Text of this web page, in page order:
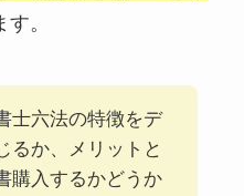
。
士六法の特徴をデ
るか、メリットと
購入するかどうか